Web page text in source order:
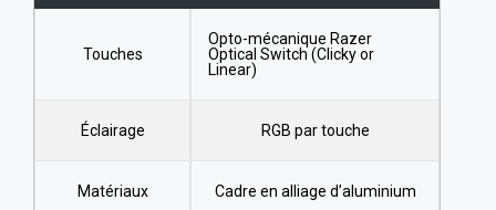
Touches
Opto-mécanique Razer
Optical Switch (Clicky or
Linear)
Éclairage RGB par touche
Matériaux Cadre en alliage d’aluminium